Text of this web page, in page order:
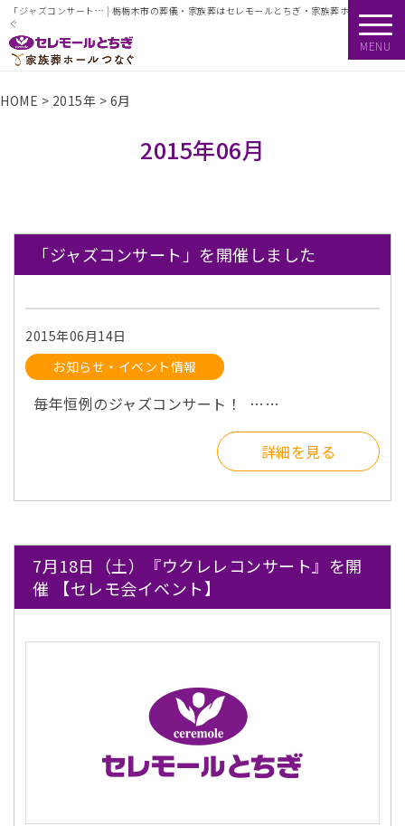
「ジャズコンサート… | 栃栃木市の葬儀・家族葬はセレモールとちぎ・家族葬ホールつな
ぐ
MENU
HOME > 2015年 > 6月
2015年06月
「ジャズコンサート」を開催しました
2015年06月14日
お知らせ・イベント情報
毎年恒例のジャズコンサート！ ……
詳細を見る
7月18日（土）『ウクレレコンサート』を開
催 【セレモ会イベント】